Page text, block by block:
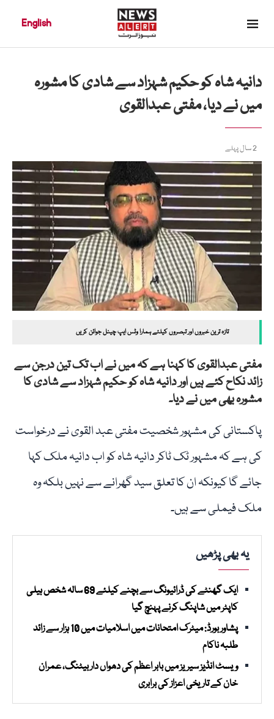
English
دانیہ شاہ کو حکیم شہزاد سے شادی کا مشورہ
میں نے دیا، مفتی عبدالقوی
2 سال پہلے
تازہ ترین خبروں اور تبصروں کیلئے ہمارا وٹس ایپ چینل جوائن کریں
مفتی عبدالقوی کا کہنا ہے کہ میں نے اب تک تین درجن سے
زائد نکاح کئے ہیں اور دانیہ شاہ کو حکیم شہزاد سے شادی کا
مشورہ بھی میں نے دیا۔
پاکستانی کی مشہور شخصیت مفتی عبد القوی نے درخواست
کی ہے کہ مشہور ٹک ٹاکر دانیہ شاہ کو اب دانیہ ملک کہا
جائے گا کیونکہ ان کا تعلق سید گھرانے سے نہیں بلکہ وہ
ملک فیملی سے ہیں۔
یہ بھی پڑھیں
ایک گھنٹے کی ڈرائیونگ سے بچنے کیلئے 69 سالہ شخص ہیلی
کاپٹر میں شاپنگ کرنے پہنچ گیا
پشاور بورڈ: میٹرک امتحانات میں اسلامیات میں 10 ہزار سے زائد
طلبہ ناکام
ویسٹ انڈیز سیریز میں بابر اعظم کی دھواں دار بیٹنگ، عمران
خان کے تاریخی اعزاز کی برابری